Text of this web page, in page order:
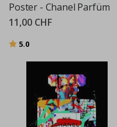
Poster - Chanel Parfüm
11,00 CHF
Bewertung:
5.0